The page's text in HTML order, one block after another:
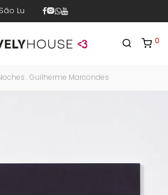
Luís 187 . sala 30 . 1º piso . República .
0
. Guilherme Marcondes